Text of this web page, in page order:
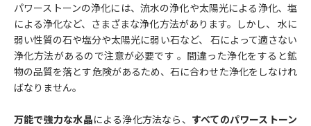
パワーストーンの浄化には、流水の浄化や太陽光による浄化、塩
による浄化など、さまざまな浄化方法があります。しかし、 水に
弱い性質の石や塩分や太陽光に弱い石など、 石によって適さない
浄化方法があるので注意が必要です 。間違った浄化をすると鉱
物の品質を落とす危険があるため、石に合わせた浄化をしなけれ
ばなりません。
万能で強力な水晶による浄化方法なら、 すべてのパワーストーン